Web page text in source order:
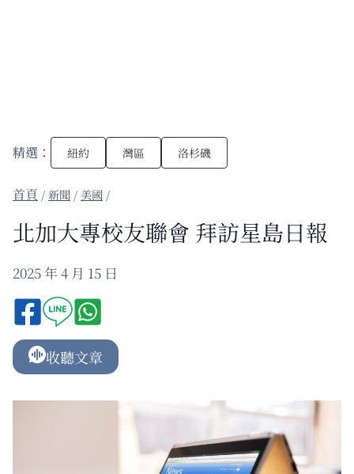
精選： 紐約 灣區 洛杉磯
/新聞 / 美國 /
北加大專校友聯會 拜訪星島日報
2025 年 4 月 15 日
收聽文章